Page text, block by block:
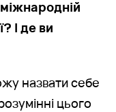
І де ви
назвати себе
цього